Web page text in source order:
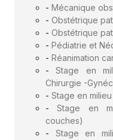
- Mécanique
- Obstétrique
- Obstétrique
- Pédiatrie et
- Réanimation
-Stage en
Chirurgie -
- Stage en
-Stage en
couches)
- Stage en